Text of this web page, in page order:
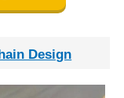
Design